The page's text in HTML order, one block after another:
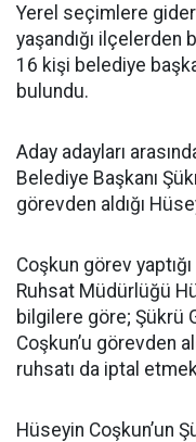
Yerel seçimlere
yaşandığı ilçelerden
16 kişi belediye
bulundu.
Aday adayları
Belediye Başkanı
görevden aldığı
Coşkun görev
Ruhsat Müdürlüğü
bilgilere göre; Şükrü
Coşkun’u görevden
ruhsatı da iptal
Hüseyin Coşkun’un